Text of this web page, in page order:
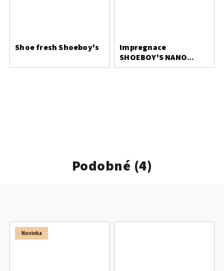
Shoe fresh Shoeboy's
Impregnace
SHOEBOY'S NANO
PROTECT 400 ml
Podobné (4)
Novinka